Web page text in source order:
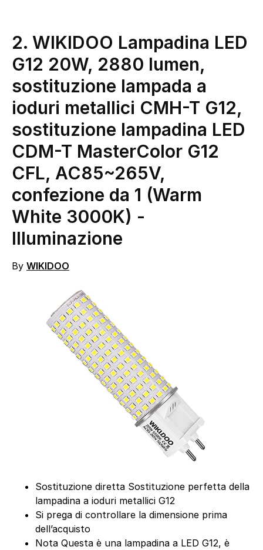
2. WIKIDOO Lampadina LED
G12 20W, 2880 lumen,
sostituzione lampada a
ioduri metallici CMH-T G12,
sostituzione lampadina LED
CDM-T MasterColor G12
CFL, AC85~265V,
confezione da 1 (Warm
White 3000K) -
Illuminazione
By WIKIDOO
Sostituzione diretta Sostituzione perfetta della
lampadina a ioduri metallici G12
Si prega di controllare la dimensione prima
dell’acquisto
Nota Questa è una lampadina a LED G12, è